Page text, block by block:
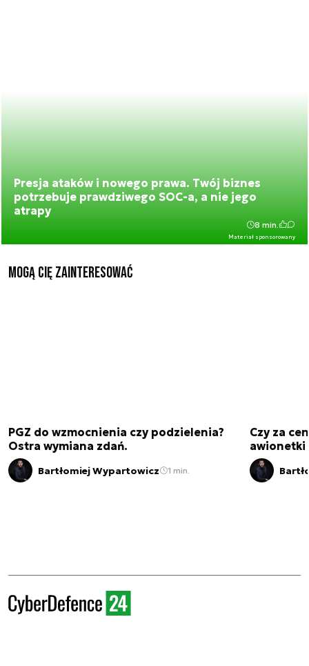
Presja ataków i nowego prawa. Twój biznes
potrzebuje prawdziwego SOC-a, a nie jego
atrapy
Materiał sponsorowany
8 min.
Mogą Cię zainteresować
PGZ do wzmocnienia czy podzielenia?
Ostra wymiana zdań.
Bartłomiej Wypartowicz 1 min.
Czy za
awionetki